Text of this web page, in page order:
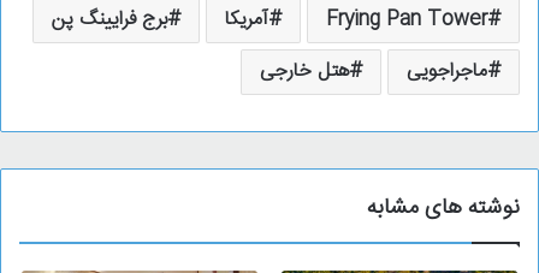
Frying Pan Tower آمریکا
برج فرایینگ پن
ماجراجویی
هتل خارجی
نوشته های مشابه